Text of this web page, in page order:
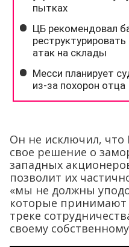
Он не исключил, что
свое решение о
западных
позволит их
«мы не должны
которые
треке
своему